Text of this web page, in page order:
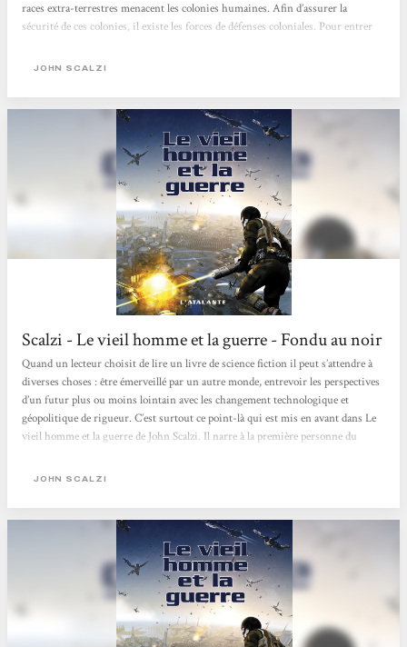
races extra-terrestres menacent les colonies humaines. Afin d’assurer la
sécurité de ces colonies, il existe les forces de défenses coloniales. Pour entrer
étrange voire absurde. Et pourtant, il y a une logique: l’expérience des
technologie et une nouvelle existence...
JOHN SCALZI
Scalzi - Le vieil homme et la guerre - Fondu au noir
Quand un lecteur choisit de lire un livre de science fiction il peut s’attendre à
diverses choses : être émerveillé par un autre monde, entrevoir les perspectives
d’un futur plus ou moins lointain avec les changement technologique et
géopolitique de rigueur. C’est surtout ce point-là qui est mis en avant dans Le
vieil homme et la guerre de John Scalzi. Il narre à la première personne du
la pérennité de la race humaine dans l’espace, en écrasant toutes formes hostiles
JOHN SCALZI